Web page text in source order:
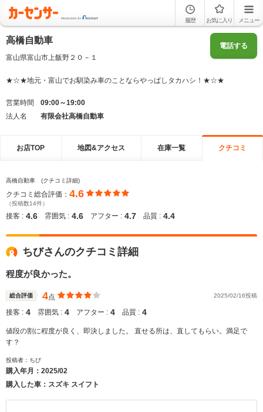
履歴 お気に入り メニュー
高橋自動車
富山県富山市上飯野２０－１
電話する
★☆★地元・富山でお馴染み車のことならやっぱしタカハシ！★☆★
営業時間
09:00～19:00
法人名
有限会社高橋自動車
お店TOP 地図&アクセス 在庫一覧 クチコミ
高橋自動車 (クチコミ詳細)
クチコミ総合評価： 4.6
（投稿数14件）
接客 : 4.6 雰囲気 : 4.6 アフター : 4.7 品質 : 4.4
ちびさんのクチコミ詳細
程度が良かった。
総合評価 4点 2025/02/16投稿
接客 : 4 雰囲気 : 4 アフター : 4 品質 : 4
値段の割に程度が良く、即決しました。 直せる所は、直してもらい。満足で
す？
投稿者：ちび
購入年月： 2025/02
購入した車：スズキ スイフト